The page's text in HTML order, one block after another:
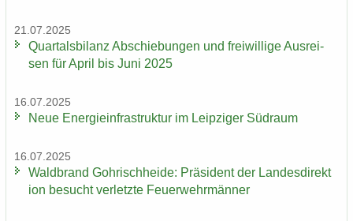
21.07.2025
Quar­tals­bi­lanz Ab­schie­bun­gen und frei­wil­li­ge Aus­rei­
sen für April bis Juni 2025
16.07.2025
Neue En­er­gie­in­fra­struk­tur im Leip­zi­ger Süd­raum
16.07.2025
Wald­brand Gohrisch­hei­de: Prä­si­dent der Lan­des­di­rek­t
i­on be­sucht ver­letz­te Feu­er­wehr­män­ner